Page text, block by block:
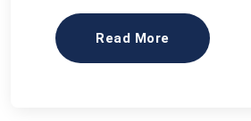
Read More